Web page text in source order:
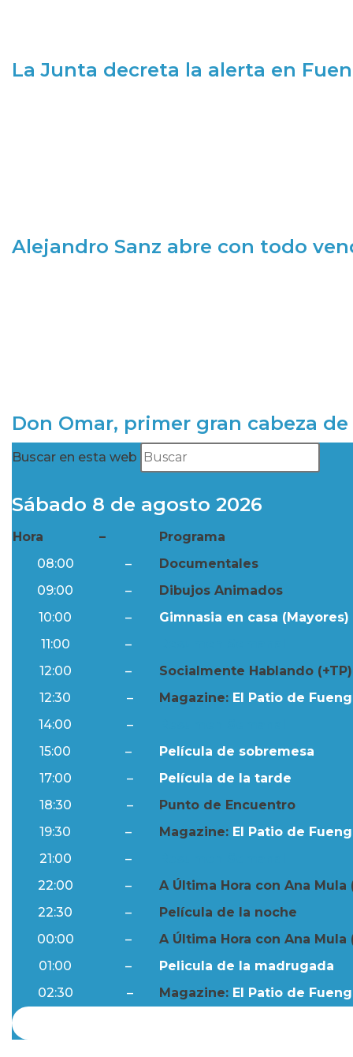
La Junta decreta la alerta en
Alejandro Sanz abre con todo
Don Omar, primer gran cabeza
Buscar en esta web
Sábado 8 de agosto 2026
Hora –
Programa
08:00
–
Documentales
09:00
–
Dibujos Animados
10:00
–
Gimnasia en casa (Mayores)
11:00
–
12:00
–
Socialmente Hablando (+TP)
12:30
– Magazine: El Patio de
14:00
–
15:00
–
Película de sobremesa
17:00
–
Película de la tarde
18:30
–
Punto de Encuentro
19:30
– Magazine: El Patio de
21:00
–
22:00
–
A Última Hora con Ana Mula
22:30
–
Película de la noche
00:00
–
A Última Hora con Ana Mula
01:00
–
Pelicula de la madrugada
02:30
– Magazine: El Patio de